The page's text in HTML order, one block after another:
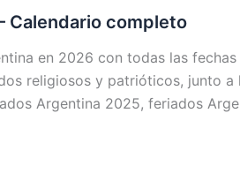
Calendario completo
en 2026 con todas las
religiosos y patrióticos, junto
Argentina 2025, feriados